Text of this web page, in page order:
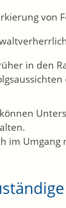
von
in den
im